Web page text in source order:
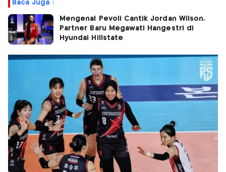
Baca Juga :
Mengenal Pevoli Cantik Jordan Wilson,
Partner Baru Megawati Hangestri di
Hyundai Hillstate